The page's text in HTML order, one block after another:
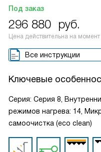
Под заказ
296 880 руб.
Цена действительна на
Все инструкции
Ключевые
Серия: Серия 8,
режимов нагрева: 14,
самоочистка (eco clean)